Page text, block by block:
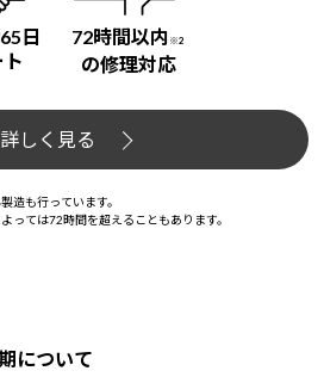
日
72時間以内 ※2
の修理対応
詳しく見る
造も行っています。
っては72時間を超えることもあります。
について